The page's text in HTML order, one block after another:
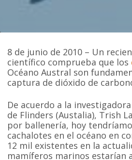
8 de junio de 2010 – Un
científico comprueba que los
Océano Austral son
captura de dióxido de
De acuerdo a la
de Flinders (Austalia), Trish
por ballenería, hoy
cachalotes en el océano en
12 mil existentes en la
mamíferos marinos estarían